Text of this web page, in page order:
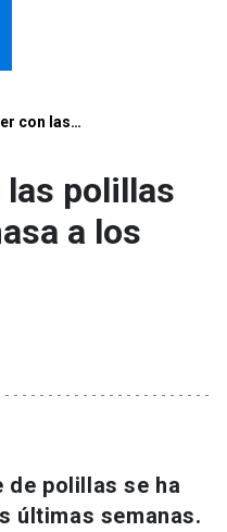
con las…
las polillas
a los
de polillas se ha
últimas semanas.